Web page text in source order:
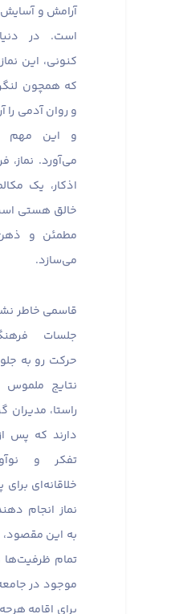
آرامش و
است. در
کنونی، این
که همچون
و روان آدمی
و این مهم
می‌آورد. نماز،
اذکار، یک
خالق هستی
مطمئن و
می‌سازد.
قاسمی خاطر
جلسات
حرکت رو به
نتایج ملموس
راستا، مدیران
دارند که پس
تفکر و
خلاقانه‌ای
نماز انجام
به این مقصود،
تمام ظرفیت‌ها
موجود در
برای اقامه